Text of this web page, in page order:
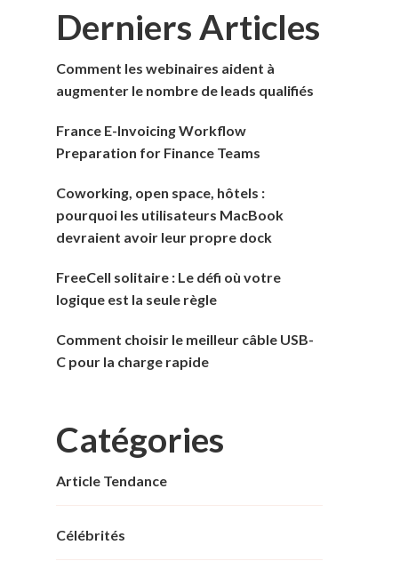
Derniers Articles
Comment les webinaires aident à
augmenter le nombre de leads qualifiés
France E-Invoicing Workflow
Preparation for Finance Teams
Coworking, open space, hôtels :
pourquoi les utilisateurs MacBook
devraient avoir leur propre dock
FreeCell solitaire : Le défi où votre
logique est la seule règle
Comment choisir le meilleur câble USB-
C pour la charge rapide
Catégories
Article Tendance
Célébrités